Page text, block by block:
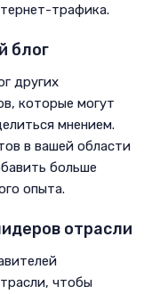
трафика.
блог
других
которые могут
мнением.
в вашей области
больше
опыта.
отрасли
чтобы